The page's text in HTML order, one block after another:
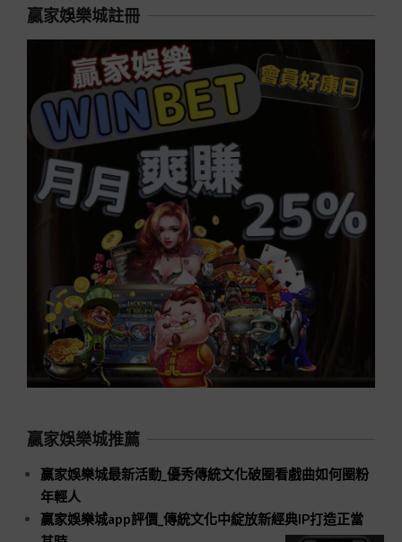
贏家娛樂城註冊
贏家娛樂城推薦
贏家娛樂城最新活動_優秀傳統文化破圈看戲曲如何圈粉
年輕人
贏家娛樂城app評價_傳統文化中綻放新經典IP打造正當